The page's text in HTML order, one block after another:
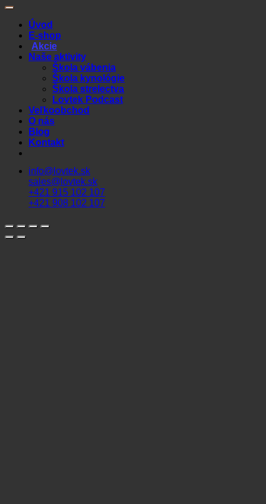
Úvod
E-shop
Akcie
Naše aktivity
Škola vábenia
Škola kynológie
Škola strelectva
Lovtek Podcast
Veľkoobchod
O nás
Blog
Kontakt
info@lovtek.sk
sales@lovtek.sk
+421 915 102 107
+421 908 102 107